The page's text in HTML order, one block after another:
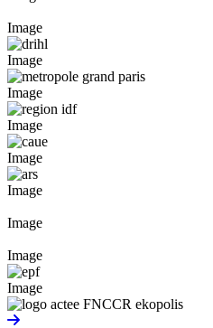
Image
Image
Image
Image
Image
Image
Image
Image
Image